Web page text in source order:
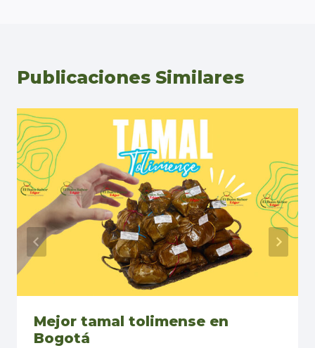
Publicaciones Similares
Mejor tamal tolimense en
Bogotá